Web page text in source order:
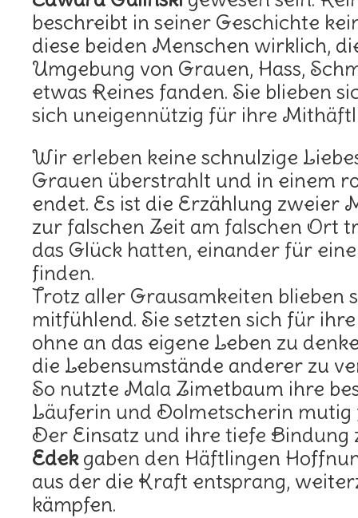
beschreibt in seiner Geschichte
diese beiden Menschen wirklich,
Umgebung von Grauen, Hass,
etwas Reines fanden. Sie blieben
sich uneigennützig für ihre
Wir erleben keine schnulzige
Grauen überstrahlt und in einem
endet. Es ist die Erzählung zweier
zur falschen Zeit am falschen Ort
das Glück hatten, einander für
finden.
Trotz aller Grausamkeiten blieben
mitfühlend. Sie setzten sich für
ohne an das eigene Leben zu
die Lebensumstände anderer zu
So nutzte Mala Zimetbaum ihre
Läuferin und Dolmetscherin
Der Einsatz und ihre tiefe
Edekgaben den Häftlingen
aus der die Kraft entsprang,
kämpfen.